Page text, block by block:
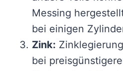
Messing
bei einigen
Zink:
bei